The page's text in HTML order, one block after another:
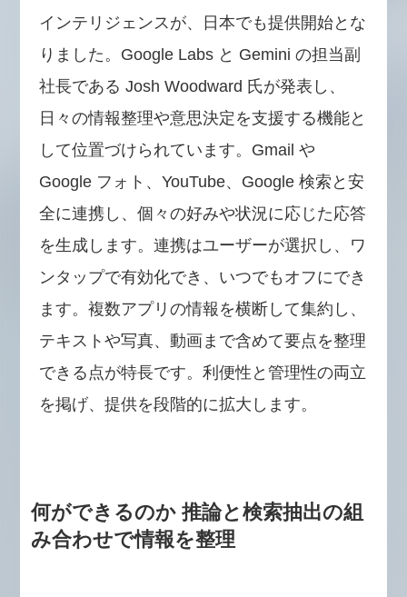
インテリジェンスが、日本でも提供開始とな
りました。Google Labs と Gemini の担当副
社長である Josh Woodward 氏が発表し、
日々の情報整理や意思決定を支援する機能と
して位置づけられています。Gmail や
Google フォト、YouTube、Google 検索と安
全に連携し、個々の好みや状況に応じた応答
を生成します。連携はユーザーが選択し、ワ
ンタップで有効化でき、いつでもオフにでき
ます。複数アプリの情報を横断して集約し、
テキストや写真、動画まで含めて要点を整理
できる点が特長です。利便性と管理性の両立
を掲げ、提供を段階的に拡大します。
何ができるのか 推論と検索抽出の組
み合わせで情報を整理